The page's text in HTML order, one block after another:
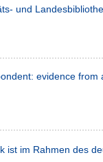
und
evidence from
ist im Rahmen des